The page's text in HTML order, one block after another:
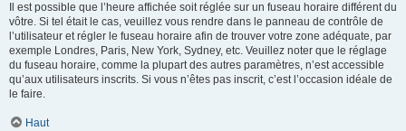
Il est possible que l’heure affichée soit réglée sur un fuseau horaire différent du
vôtre. Si tel était le cas, veuillez vous rendre dans le panneau de contrôle de
l’utilisateur et régler le fuseau horaire afin de trouver votre zone adéquate, par
exemple Londres, Paris, New York, Sydney, etc. Veuillez noter que le réglage
du fuseau horaire, comme la plupart des autres paramètres, n’est accessible
qu’aux utilisateurs inscrits. Si vous n’êtes pas inscrit, c’est l’occasion idéale de
le faire.
Haut